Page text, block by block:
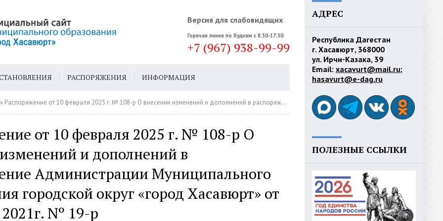
Версия для слабовидящих
Горячая линия по будням с 8:30-17:30:
+7 (967) 938-99-99
РАСПОРЯЖЕНИЯ ИНФОРМАЦИЯ
ГЕН. ПЛАН
» Распоряжение от 10 февраля 2025 г. № 108-р О внесении изменений и дополнений в распоряжение Администрации Муниципального образования городской округ «город Хасавюрт» от 19 января 2021г. Nº 19-р
от 10 февраля 2025 г. № 108-р О
и дополнений в
Администрации Муниципального
городской округ «город Хасавюрт» от
Nº 19-р
АДРЕС
Республика Дагестан
г. Хасавюрт, 368000
ул. Ирчи-Казака, 39
Email: xacavurt@mail.ru;
hasavurt@e-dag.ru
ПОЛЕЗНЫЕ ССЫЛКИ